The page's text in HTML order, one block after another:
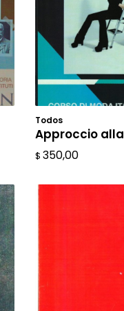
Todos
Approccio
$ 350,00